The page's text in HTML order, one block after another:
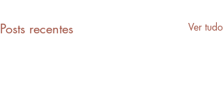
Posts recentes Ver tudo